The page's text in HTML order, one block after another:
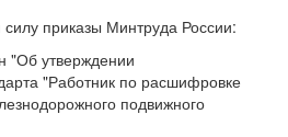
приказы Минтруда России:
"Об утверждении
"Работник по расшифровке
подвижного